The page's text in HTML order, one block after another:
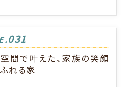
031
間で叶えた、家族の笑顔
れる家